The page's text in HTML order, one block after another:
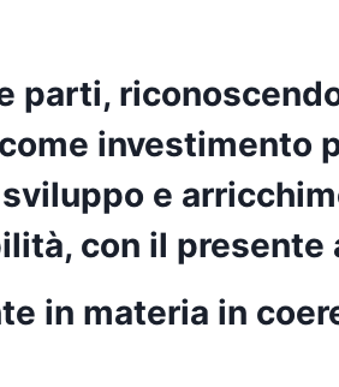
parti,
investimento
e
con il presente
in materia in